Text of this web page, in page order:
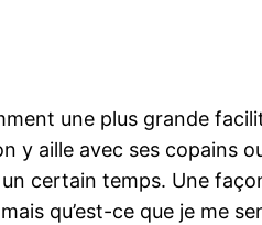
une plus grande
y aille avec ses copains
certain temps. Une
qu’est-ce que je me